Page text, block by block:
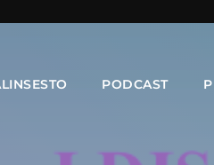
PODCAST